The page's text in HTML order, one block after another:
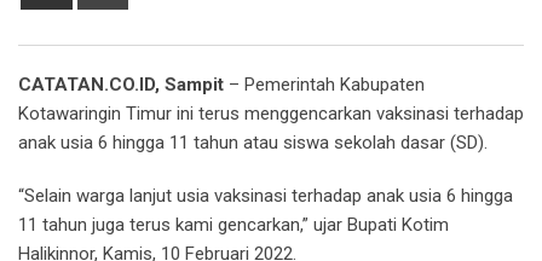
CATATAN.CO.ID, Sampit – Pemerintah Kabupaten
Kotawaringin Timur ini terus menggencarkan vaksinasi terhadap
anak usia 6 hingga 11 tahun atau siswa sekolah dasar (SD).
“Selain warga lanjut usia vaksinasi terhadap anak usia 6 hingga
11 tahun juga terus kami gencarkan,” ujar Bupati Kotim
Halikinnor, Kamis, 10 Februari 2022.